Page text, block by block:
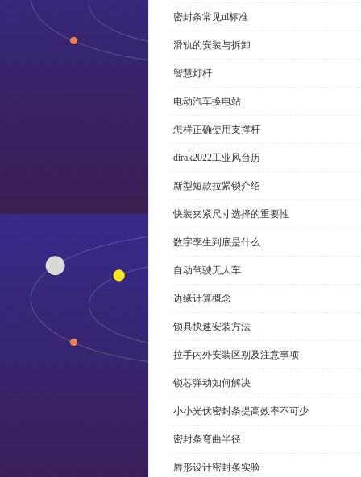
密封条常见ul标准
滑轨的安装与拆卸
智慧灯杆
电动汽车换电站
怎样正确使用支撑杆
dirak2022工业风台历
新型短款拉紧锁介绍
快装夹紧尺寸选择的重要性
数字孪生到底是什么
自动驾驶无人车
边缘计算概念
锁具快速安装方法
拉手内外安装区别及注意事项
锁芯弹动如何解决
小小光伏密封条提高效率不可少
密封条弯曲半径
唇形设计密封条实验